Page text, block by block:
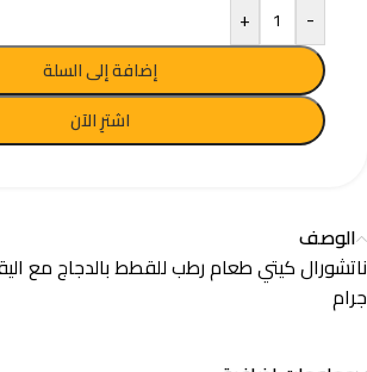
-
+
إضافة إلى السلة
اشترِ الآن
الوصف
جرام